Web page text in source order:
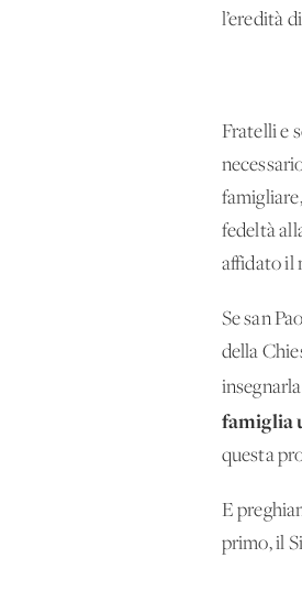
l’eredità
Fratelli e
fedeltà
affidato il
Se san
della
famiglia
questa
E
primo, il